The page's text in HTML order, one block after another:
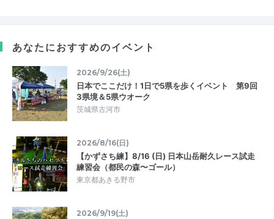
あなたにおすすめのイベント
2026/9/26(土)
日本でここだけ！1日で5県を歩くイベント 第9回
3県境＆5県ウオーク
茨城県古河市
2026/8/16(日)
【かずさち練】8/16 (日) 日本山岳耐久レース試走
練習会（都民の森〜ゴール）
東京都あきる野市
2026/9/19(土)